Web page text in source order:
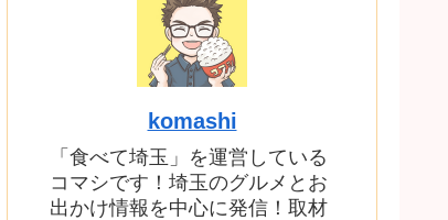
komashi
「食べて埼玉」を運営している
コマシです！埼玉のグルメとお
出かけ情報を中心に発信！取材